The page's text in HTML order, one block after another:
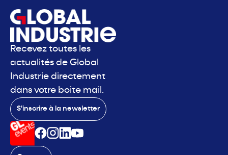
Recevez toutes les
actualités de Global
Industrie directement
dans votre boite mail.
S'inscrire à la newsletter